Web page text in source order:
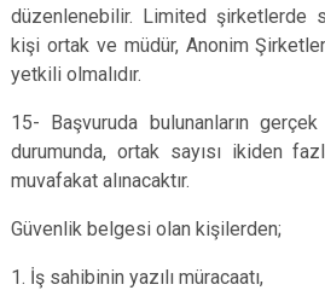
düzenlenebilir. Limited şirketlerde
kişi ortak ve müdür, Anonim
yetkili olmalıdır.
15- Başvuruda bulunanların
durumunda, ortak sayısı ikiden
muvafakat alınacaktır.
Güvenlik belgesi olan kişilerden;
1. İş sahibinin yazılı müracaatı,